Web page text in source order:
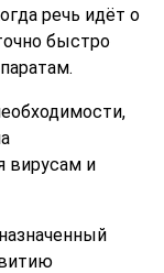
речь идёт о
быстро
вирусам и